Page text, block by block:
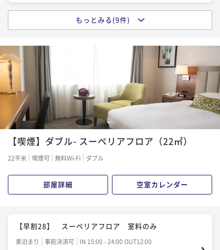
【バリュータイム】19:00チェックイン～10:00チェッ
現地決済可
IN 19:00 - 24:00 OUT10:00
ポイント即利用で
最大5％OFF
¥21,120~
¥ 20,064 ~
【☆シンプルステイ☆】スタンダードフロア 室料の
み
¥23,480~
2名 ¥ 22,306 ~
【館内で使えるマルチクーポン2000円分付き★】駐車
もっとみる(9件)
1 2
【喫煙】ダブル- スーペリアフロア（22㎡）
22平米 喫煙可 無料Wi-Fi ダブル
部屋詳細 空室カレンダー
【早割28】 スーペリアフロア 室料のみ
素泊まり 事前決済可
IN 15:00 - 24:00 OUT12:00